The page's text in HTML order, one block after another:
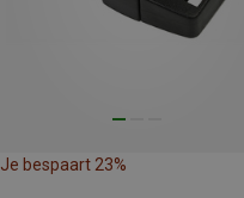
Je bespaart 23%